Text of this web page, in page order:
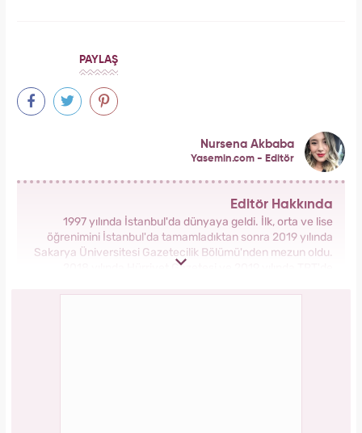
PAYLAŞ
Nursena Akbaba
Yasemin.com - Editör
Editör Hakkında
1997 yılında İstanbul'da dünyaya geldi. İlk, orta ve lise
öğrenimini İstanbul'da tamamladıktan sonra 2019 yılında
Sakarya Üniversitesi Gazetecilik Bölümü'nden mezun oldu.
2018 yılında Hürriyet Gazetesi ve 2019 yılında TRT'de
Grubu bünyesinde yer alan Yasemin.com'da İçerik Editörü